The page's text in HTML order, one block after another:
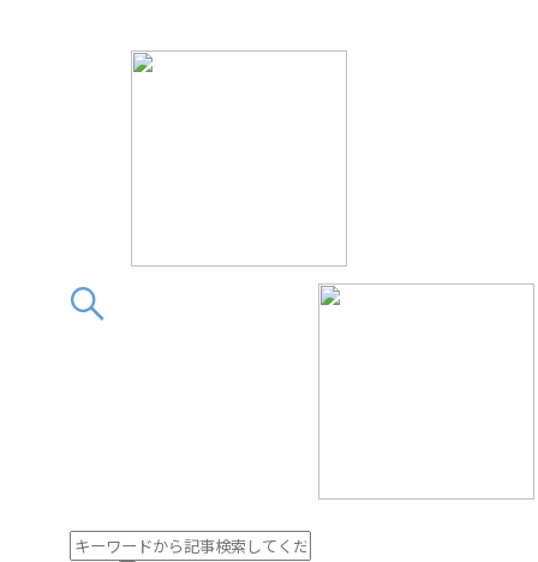
この素晴らしきフィギュア
この素晴らしきフィギ